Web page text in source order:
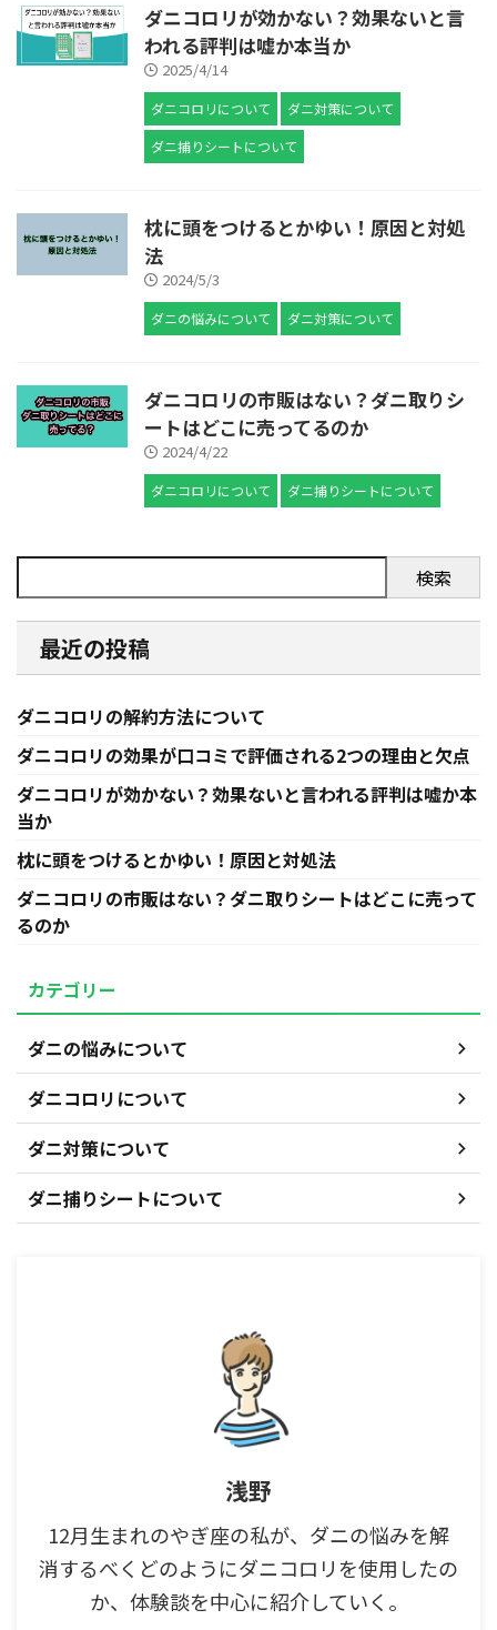
ダニコロリが効かない？効果ないと言
われる評判は嘘か本当か
2025/4/14
ダニコロリについて
ダニ対策について
ダニ捕りシートについて
枕に頭をつけるとかゆい！原因と対処
法
2024/5/3
ダニの悩みについて ダニ対策について
ダニコロリの市販はない？ダニ取りシ
ートはどこに売ってるのか
2024/4/22
ダニコロリについて ダニ捕りシートについて
検索
最近の投稿
ダニコロリの解約方法について
ダニコロリの効果が口コミで評価される2つの理由と欠点
ダニコロリが効かない？効果ないと言われる評判は嘘か本
当か
枕に頭をつけるとかゆい！原因と対処法
ダニコロリの市販はない？ダニ取りシートはどこに売って
るのか
カテゴリー
ダニの悩みについて
ダニコロリについて
ダニ対策について
ダニ捕りシートについて
浅野
12月生まれのやぎ座の私が、ダニの悩みを解
消するべくどのようにダニコロリを使用したの
か、体験談を中心に紹介していく。